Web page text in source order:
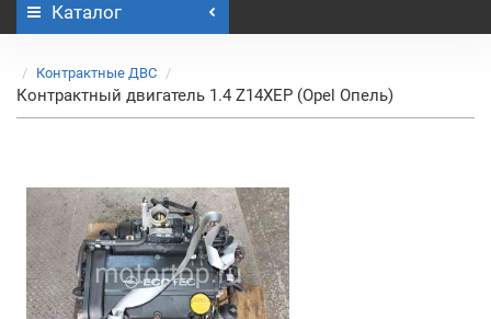
Каталог
Контрактные ДВС
Контрактный двигатель 1.4 Z14XEP (Opel Опель)